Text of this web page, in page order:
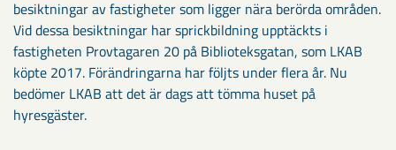
besiktningar av fastigheter som ligger nära berörda områden.
Vid dessa besiktningar har sprickbildning upptäckts i
fastigheten Provtagaren 20 på Biblioteksgatan, som LKAB
köpte 2017. Förändringarna har följts under flera år. Nu
bedömer LKAB att det är dags att tömma huset på
hyresgäster.